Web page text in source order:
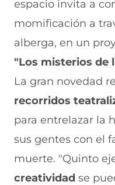
k
(
s
e
b
e
e
n
u
a
u
e
p
p
(
s
e
a
r
e
e
n
n
a
n
u
r
e
e
n
n
n
u
e
v
v
e
n
t
a
m
(
s
a
b
r
e
e
n
n
a
n
u
s
e
a
b
e
n
u
n
a
u
e
v
a
espacio invita a
momificación a
alberga, en un
"Los misterios de
La gran novedad
recorridos
para entrelazar la
sus gentes con el
muerte. "Quinto
creatividad se